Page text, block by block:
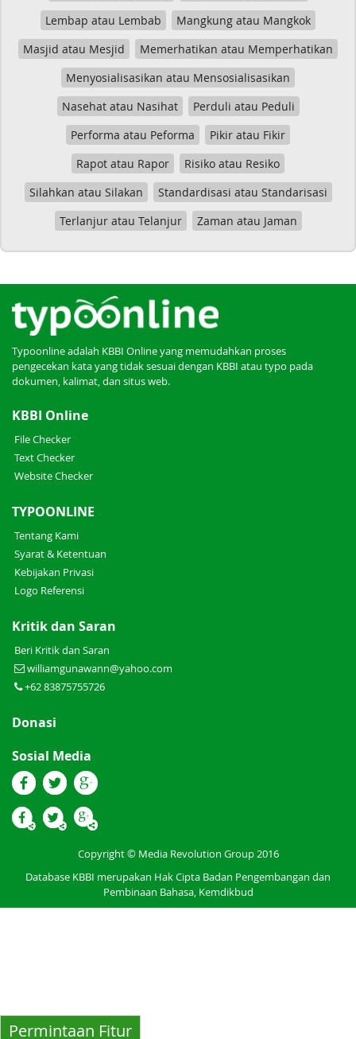
Lembap atau Lembab
Mangkung atau Mangkok
Masjid atau Mesjid
Memerhatikan atau Memperhatikan
Menyosialisasikan atau Mensosialisasikan
Nasehat atau Nasihat
Perduli atau Peduli
Performa atau Peforma
Pikir atau Fikir
Rapot atau Rapor
Risiko atau Resiko
Silahkan atau Silakan
Standardisasi atau Standarisasi
Terlanjur atau Telanjur
Zaman atau Jaman
Typoonline adalah KBBI Online yang memudahkan proses
pengecekan kata yang tidak sesuai dengan KBBI atau typo pada
dokumen, kalimat, dan situs web.
KBBI Online
File Checker
Text Checker
Website Checker
TYPOONLINE
Tentang Kami
Syarat & Ketentuan
Kebijakan Privasi
Logo Referensi
Kritik dan Saran
Beri Kritik dan Saran
williamgunawann@yahoo.com
+62 83875755726
Donasi
Sosial Media
Permintaan Fitur
Copyright © Media Revolution Group 2016
Database KBBI merupakan Hak Cipta Badan Pengembangan dan
Pembinaan Bahasa, Kemdikbud